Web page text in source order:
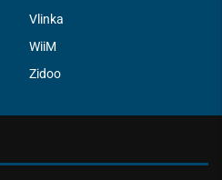
Vlinka
WiiM
Zidoo